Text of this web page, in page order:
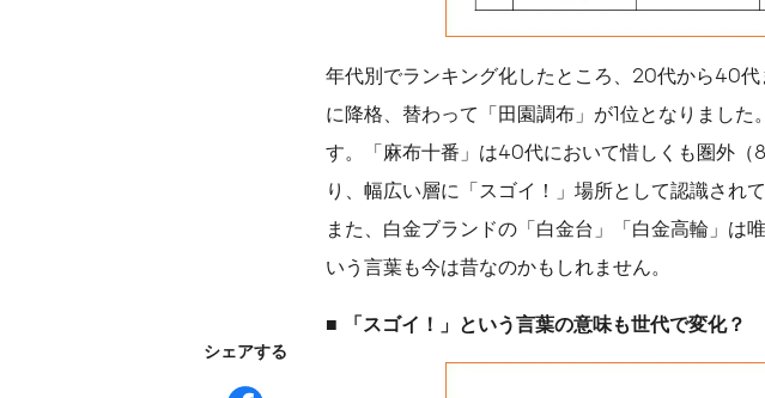
年代別でランキング化したところ、20代から40
に降格、替わって「田園調布」が1位となりまし
す。「麻布十番」は40代において惜しくも圏外
り、幅広い層に「スゴイ！」場所として認識されて
また、白金ブランドの「白金台」「白金高輪」は
いう言葉も今は昔なのかもしれません。
■ 「スゴイ！」という言葉の意味も世代で変化？
シェアする